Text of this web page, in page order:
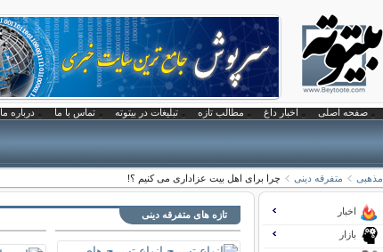
صفحه اصلی اخبار داغ مطالب تازه تبلیغات در بیتوته تماس با ما درباره ما
مذهبی متفرقه دینی چرا برای اهل بیت عزاداری می کنیم ؟!
تازه های متفرقه دینی اخبار
بازار